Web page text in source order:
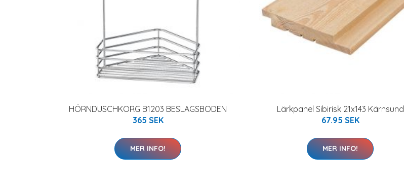
HÖRNDUSCHKORG B1203 BESLAGSBODEN
365 SEK
MER INFO!
Lärkpanel Sibirisk 21x143 Kärnsund
67.95 SEK
MER INFO!